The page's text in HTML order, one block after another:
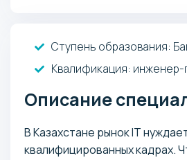
Ступень образования:
Квалификация:
Описание
В Казахстане рынок IT
квалифицированных кадрах.